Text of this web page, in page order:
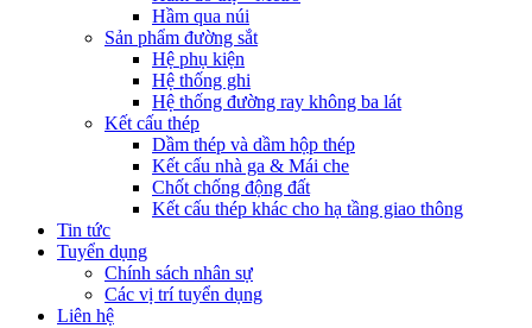
Hầm qua núi
Sản phẩm đường sắt
Hệ phụ kiện
Hệ thống ghi
Hệ thống đường ray không ba lát
Kết cấu thép
Dầm thép và dầm hộp thép
Kết cấu nhà ga & Mái che
Chốt chống động đất
Kết cấu thép khác cho hạ tầng giao thông
Tin tức
Tuyển dụng
Chính sách nhân sự
Các vị trí tuyển dụng
Liên hệ